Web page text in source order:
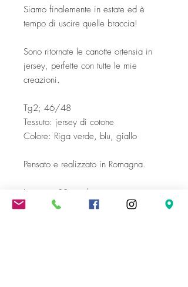
Siamo finalemente in estate ed è
tempo di uscire quelle braccia!
Sono ritornate le canotte ortensia in
jersey, perfette con tutte le mie
creazioni.
Tg2; 46/48
Tessuto: jersey di cotone
Colore: Riga verde, blu, giallo
Pensato e realizzato in Romagna.
Lavare a 30 gradi.